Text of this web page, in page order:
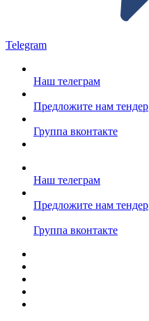
Telegram
Наш телеграм
Предложите нам тендер
Группа вконтакте
Наш телеграм
Предложите нам тендер
Группа вконтакте